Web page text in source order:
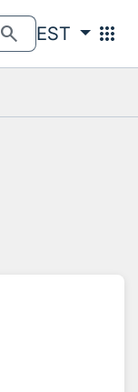
search EST apps